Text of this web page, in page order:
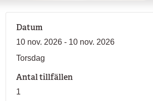
Datum
10 nov. 2026 - 10 nov. 2026
Torsdag
Antal tillfällen
1